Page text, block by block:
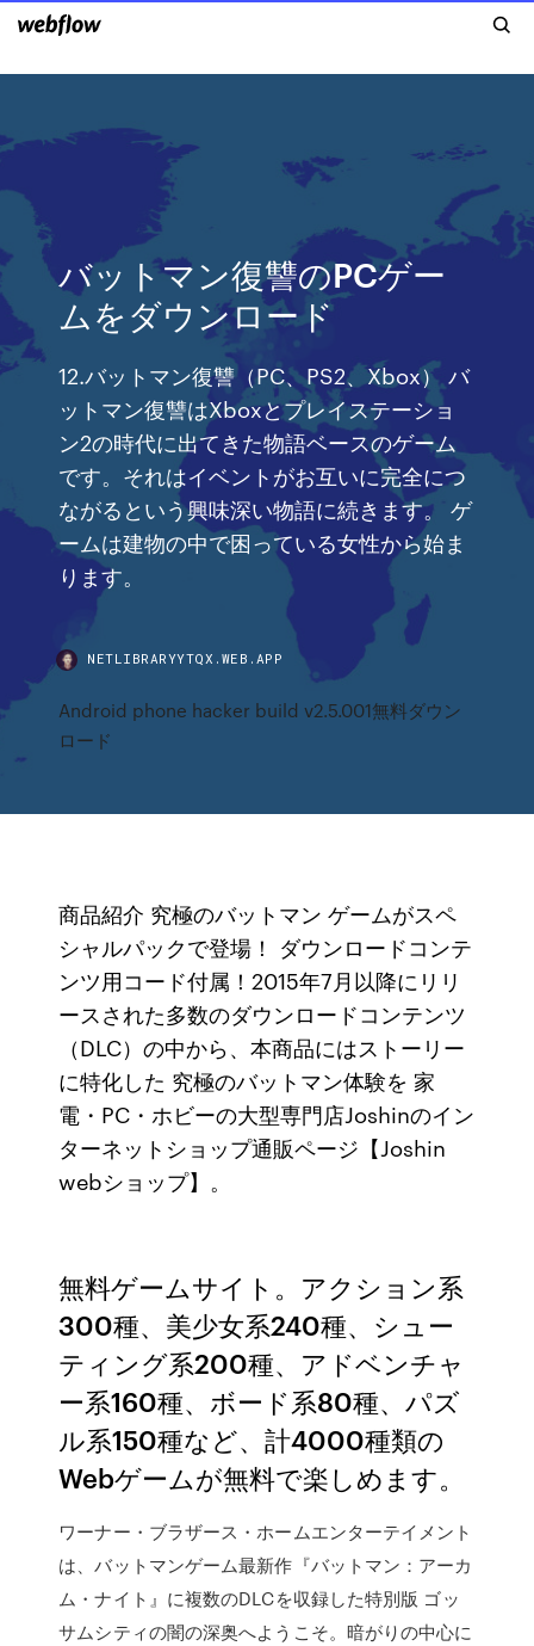
バットマン復讐のPCゲー
ムをダウンロード
12.バットマン復讐（PC、PS2、Xbox） バ
ットマン復讐はXboxとプレイステーショ
ン2の時代に出てきた物語ベースのゲーム
です。それはイベントがお互いに完全につ
ながるという興味深い物語に続きます。 ゲ
ームは建物の中で困っている女性から始ま
ります。
NETLIBRARYYTQX.WEB.APP
Android phone hacker build v2.5.001無料ダウン
ロード
商品紹介 究極のバットマン ゲームがスペ
シャルパックで登場！ ダウンロードコンテ
ンツ用コード付属！2015年7月以降にリリ
ースされた多数のダウンロードコンテンツ
（DLC）の中から、本商品にはストーリー
に特化した 究極のバットマン体験を 家
電・PC・ホビーの大型専門店Joshinのイン
ターネットショップ通販ページ【Joshin
webショップ】。
無料ゲームサイト。アクション系
300種、美少女系240種、シュー
ティング系200種、アドベンチャ
ー系160種、ボード系80種、パズ
ル系150種など、計4000種類の
Webゲームが無料で楽しめます。
ワーナー・ブラザース・ホームエンターテイメント
は、バットマンゲーム最新作『バットマン：アーカ
ム・ナイト』に複数のDLCを収録した特別版 ゴッ
サムシティの闇の深奥へようこそ。暗がりの中心に